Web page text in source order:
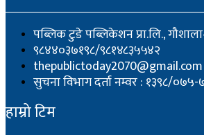
पब्लिक टुडे पब्लिकेशन प्रा.लि.,
९८४४०३७१९८/९८१४८३५५४२
thepublictoday2070@gmail.com
सुचना विभाग दर्ता नम्वर : १३९८/
हाम्रो टिम